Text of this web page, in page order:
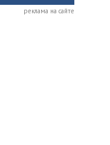
реклама на сайте